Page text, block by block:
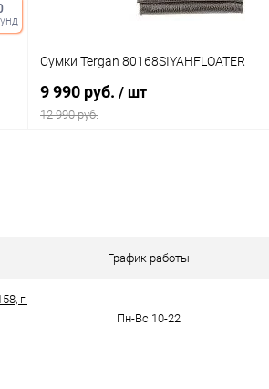
Сумки Tergan 80168SIYAHFLOATER
9 990 руб. / шт
12 990 руб.
График работы
г.
Пн-Вс 10-22